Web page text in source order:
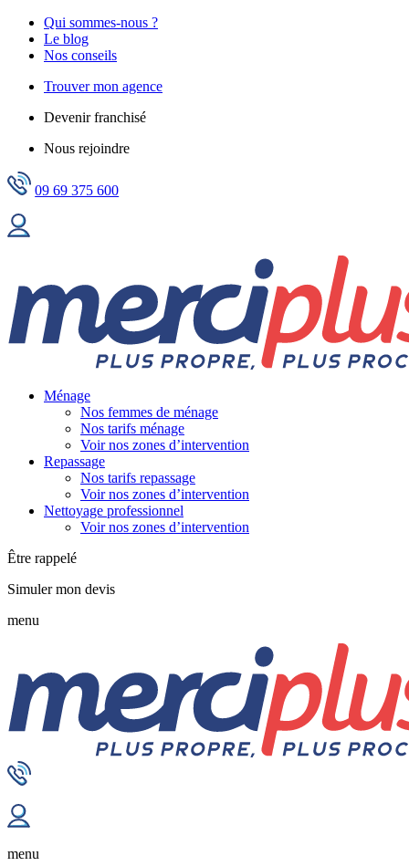
Qui sommes-nous ?
Le blog
Nos conseils
Trouver mon agence
Devenir franchisé
Nous rejoindre
09 69 375 600
Ménage
Nos femmes de ménage
Nos tarifs ménage
Voir nos zones d’intervention
Repassage
Nos tarifs repassage
Voir nos zones d’intervention
Nettoyage professionnel
Voir nos zones d’intervention
Être rappelé
Simuler mon devis
menu
menu